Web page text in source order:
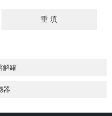
解罐
器